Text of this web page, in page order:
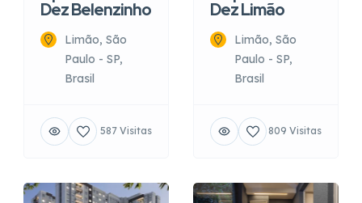
Dez Belenzinho
Limão, São
Paulo - SP,
Brasil
587 Visitas
Dez Limão
Limão, São
Paulo - SP,
Brasil
809 Visitas